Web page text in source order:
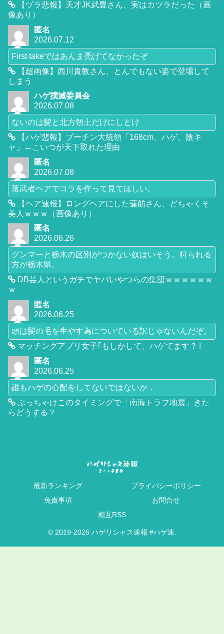
【ヅラ悲報】天才JK武豊さん、実はカツラだった（画
像あり）
匿名
2026.07.12
First takeではあんま禿げてなかったぞ
【超画像】西川貴教さん、とんでもない姿で登場して
しまう
ハゲ撲滅委員会
2026.07.08
ないのは髪と北方領土だけにしとけ
【ハゲ悲報】プーチン大統領「168cm、ハゲ、陰キ
ャ」←こいつが天下取れた理由
匿名
2026.07.08
落武者ヘアでコラを作って見てほしい。
【ヘア速報】ロングヘアにした蓮舫さん、どちゃくそ
美人ｗｗｗ（画像あり）
匿名
2026.06.26
グンマーと栃木の区別がつかない奴はいそう。狩られる
方が栃木県。
DB芸人というガチでヤバいやつらの集団ｗｗｗｗｗｗ
ｗ
匿名
2026.06.25
頭は髪の毛を生やす為についている訳じゃないんだぞ。
マッチングアプリ女子｢もしかして、ハゲてます？｣
匿名
2026.06.25
誰もハゲの心配をしてないではないか．
ぶっちゃけこのタイミングで「南海トラフ地震」きた
らどうする？
最新ランキング
プライバシーポリシー
免責事項
お問合せ
相互RSS
© 2019-2026 ハゲリシャス速報 #ハゲ速.